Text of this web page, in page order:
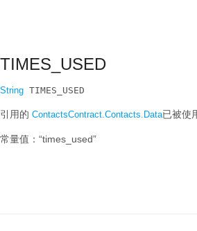
TIMES_USED
String TIMES_USED
引用的 ContactsContract.Contacts.Data已被使
常量值：“times_used”